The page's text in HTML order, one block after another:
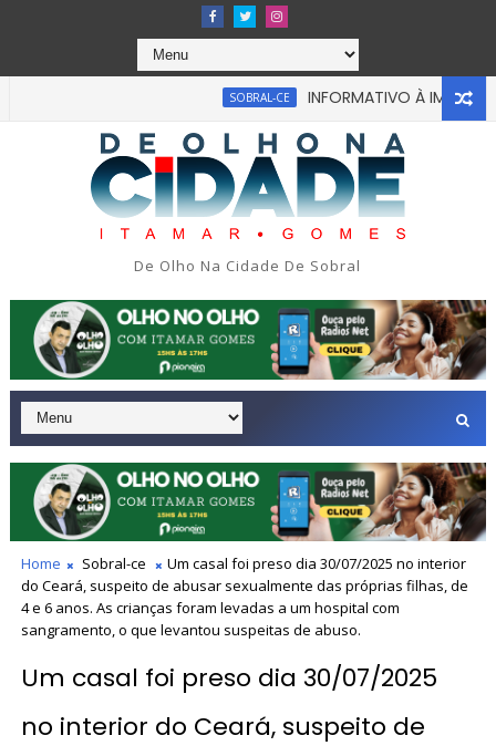
SOBRAL-CE
INFORMATIVO À IMPRENSA
em tragédia na tarde da última segunda-feira 13/07/
De Olho Na Cidade De Sobral
Home Sobral-ce
Um casal foi preso dia 30/07/2025 no interior
do Ceará, suspeito de abusar sexualmente das próprias filhas, de
4 e 6 anos. As crianças foram levadas a um hospital com
sangramento, o que levantou suspeitas de abuso.
Um casal foi preso dia 30/07/2025
no interior do Ceará, suspeito de